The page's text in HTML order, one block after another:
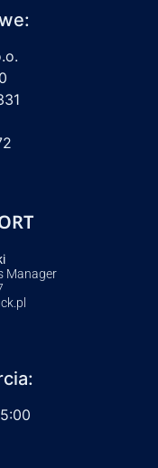
Manager